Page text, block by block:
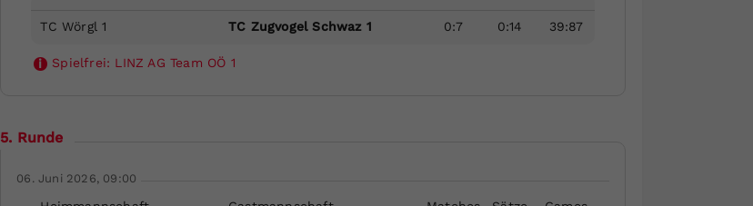
TC Wörgl 1 TC Zugvogel Schwaz 1 0:7 0:14 39:87
i Spielfrei: LINZ AG Team OÖ 1
5. Runde
06. Juni 2026, 09:00